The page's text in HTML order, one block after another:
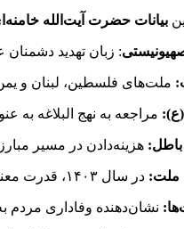
بیانات حضرت آیت‌الله
: زبان تهدید دشمنان
ملت‌های فلسطین، لبنان و یمن
مراجعه به نهج البلاغه
باطل: هزینه‌دادن در مسیر
ملت: در سال ۱۴۰۳، قدرت معنوی و روحیه مقاومت ملت به وضوح نشان داده شد.
نشان‌دهنده وفاداری مردم